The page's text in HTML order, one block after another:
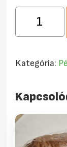
Búrkifli
120g
Kategória: